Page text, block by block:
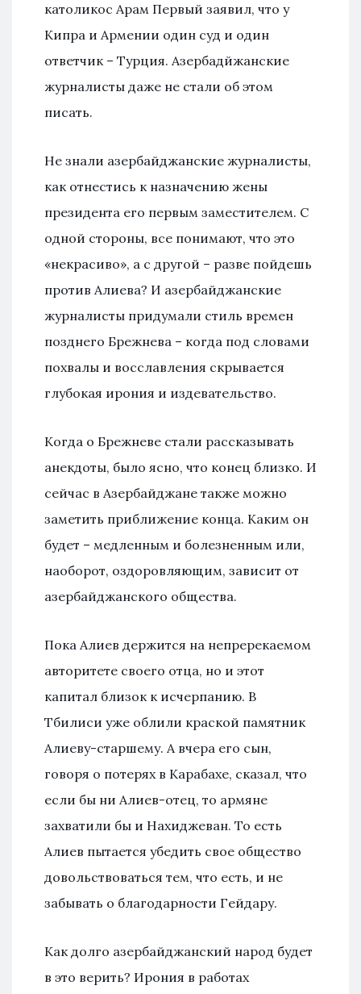
католикос Арам Первый заявил, что у
Кипра и Армении один суд и один
ответчик – Турция. Азербадйжанские
журналисты даже не стали об этом
писать.
Не знали азербайджанские журналисты,
как отнестись к назначению жены
президента его первым заместителем. С
одной стороны, все понимают, что это
«некрасиво», а с другой – разве пойдешь
против Алиева? И азербайджанские
журналисты придумали стиль времен
позднего Брежнева – когда под словами
похвалы и восславления скрывается
глубокая ирония и издевательство.
Когда о Брежневе стали рассказывать
анекдоты, было ясно, что конец близко. И
сейчас в Азербайджане также можно
заметить приближение конца. Каким он
будет – медленным и болезненным или,
наоборот, оздоровляющим, зависит от
азербайджанского общества.
Пока Алиев держится на непререкаемом
авторитете своего отца, но и этот
капитал близок к исчерпанию. В
Тбилиси уже облили краской памятник
Алиеву-старшему. А вчера его сын,
говоря о потерях в Карабахе, сказал, что
если бы ни Алиев-отец, то армяне
захватили бы и Нахиджеван. То есть
Алиев пытается убедить свое общество
довольствоваться тем, что есть, и не
забывать о благодарности Гейдару.
Как долго азербайджанский народ будет
в это верить? Ирония в работах